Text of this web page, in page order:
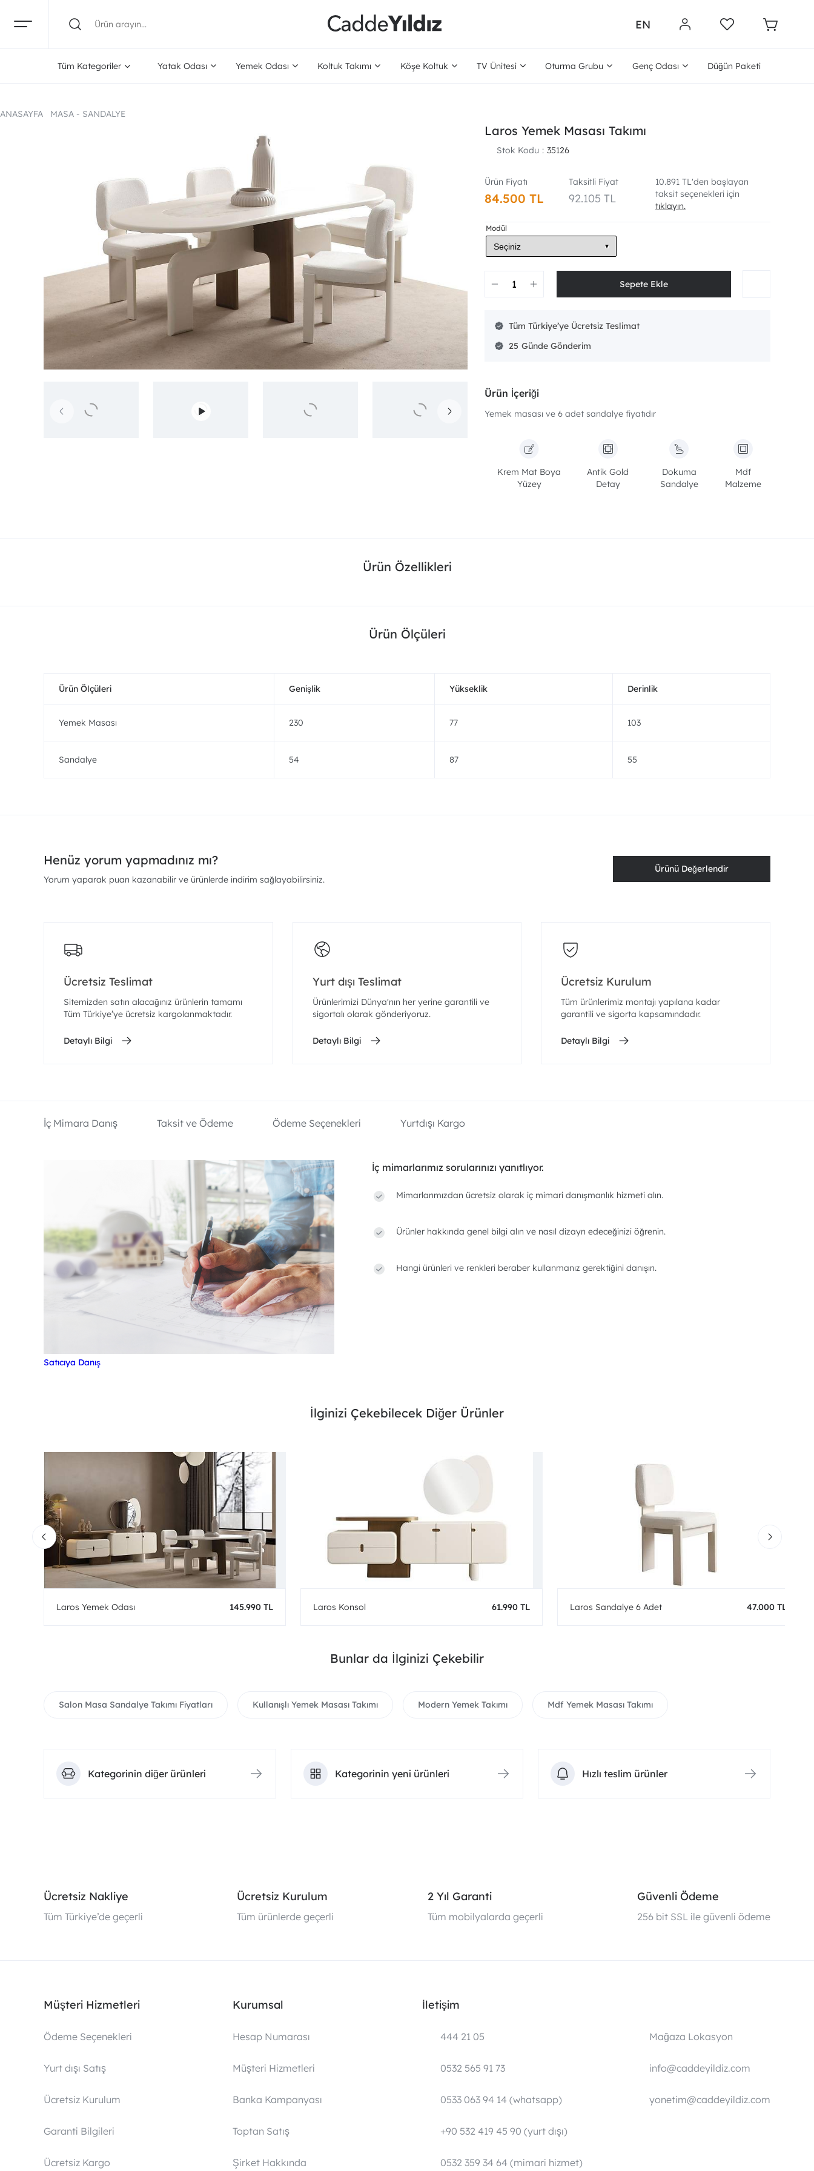
EN
Tüm Kategoriler Yatak Odası Yemek Odası Koltuk Takımı Köşe Koltuk TV Ünitesi Oturma Grubu Genç Odası Düğün Paketi
ANASAYFA MASA - SANDALYE
Laros Yemek Masası Takımı
Stok Kodu 35126
84.500 TL
Taksitli Fiyat
92.105 TL
10.891 TL'den başlayan
taksit seçenekleri için
tıklayın.
Modül
25
Tüm Türkiye’ye Ücretsiz Teslimat
Ürün İçeriği
Yemek masası ve 6 adet sandalye fiyatıdır
Krem Mat Boya
Yüzey
Antik Gold
Detay
Dokuma
Sandalye
Mdf
Malzeme
Ürün Özellikleri
Ürün Ölçüleri
Ürün Ölçüleri Genişlik Yükseklik Derinlik
Yemek Masası 230 77 103
Sandalye 54 87 55
Henüz yorum yapmadınız mı?
Yorum yaparak puan kazanabilir ve ürünlerde indirim sağlayabilirsiniz.
Ürünü Değerlendir
Ücretsiz Teslimat
Sitemizden satın alacağınız ürünlerin tamamı
Tüm Türkiye’ye ücretsiz kargolanmaktadır.
Detaylı Bilgi
Yurt dışı Teslimat
Ürünlerimizi Dünya'nın her yerine garantili ve
sigortalı olarak gönderiyoruz.
Detaylı Bilgi
Ücretsiz Kurulum
Tüm ürünlerimiz montajı yapılana kadar
garantili ve sigorta kapsamındadır.
Detaylı Bilgi
İç Mimara Danış Taksit ve Ödeme Ödeme Seçenekleri Yurtdışı Kargo
İç mimarlarımız sorularınızı yanıtlıyor.
Mimarlarımızdan ücretsiz olarak iç mimari danışmanlık hizmeti alın.
Ürünler hakkında genel bilgi alın ve nasıl dizayn edeceğinizi öğrenin.
Hangi ürünleri ve renkleri beraber kullanmanız gerektiğini danışın.
Satıcıya Danış
İlginizi Çekebilecek Diğer Ürünler
Laros Yemek Odası 145.990 TL Laros Konsol 61.990 TL Laros Sandalye 6 Adet 47.000 TL
Bunlar da İlginizi Çekebilir
Salon Masa Sandalye Takımı Fiyatları Kullanışlı Yemek Masası Takımı Modern Yemek Takımı Mdf Yemek Masası Takımı
Kategorinin diğer ürünleri Kategorinin yeni ürünleri Hızlı teslim ürünler
Ücretsiz Nakliye
Tüm Türkiye’de geçerli
Ücretsiz Kurulum
Tüm ürünlerde geçerli
2 Yıl Garanti
Tüm mobilyalarda geçerli
Güvenli Ödeme
256 bit SSL ile güvenli ödeme
Müşteri Hizmetleri
Ödeme Seçenekleri
Yurt dışı Satış
Ücretsiz Kurulum
Garanti Bilgileri
Ücretsiz Kargo
Kurumsal
Hesap Numarası
Müşteri Hizmetleri
Banka Kampanyası
Toptan Satış
Şirket Hakkında
İletişim
444 21 05
0532 565 91 73
0533 063 94 14 (whatsapp)
+90 532 419 45 90 (yurt dışı)
0532 359 34 64 (mimari hizmet)
Mağaza Lokasyon
info@caddeyildiz.com
yonetim@caddeyildiz.com